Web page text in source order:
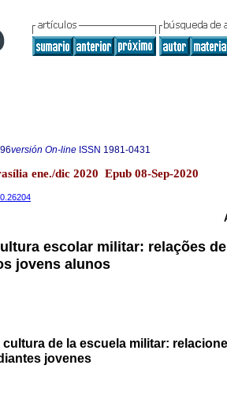
versión On-line ISSN 1981-0431
ene./dic 2020 Epub 08-Sep-2020
escolar militar: relações de
jovens alunos
de la escuela militar:
jovenes